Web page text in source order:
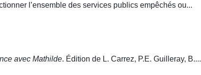
l’ensemble des services publics empêchés ou...
avec Mathilde. Édition de L. Carrez, P.E. Guilleray, B....